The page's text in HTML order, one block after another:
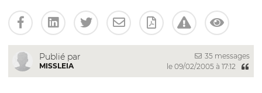
Publié par
MISSLEIA
35 messages
le 09/02/2005 à 17:12